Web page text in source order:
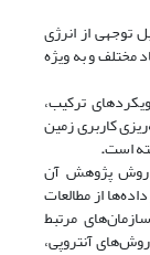
از انرژی
مختلف و به ویژه
ترکیب،
کاربری زمین
است.
روش پژوهش آن
از مطالعات
مرتبط
آنتروپی،